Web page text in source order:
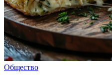
Общество